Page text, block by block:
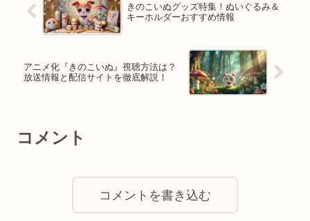
きのこいぬグッズ特集！ぬいぐるみ＆
キーホルダーおすすめ情報
アニメ化『きのこいぬ』視聴方法は？
放送情報と配信サイトを徹底解説！
コメント
コメントを書き込む